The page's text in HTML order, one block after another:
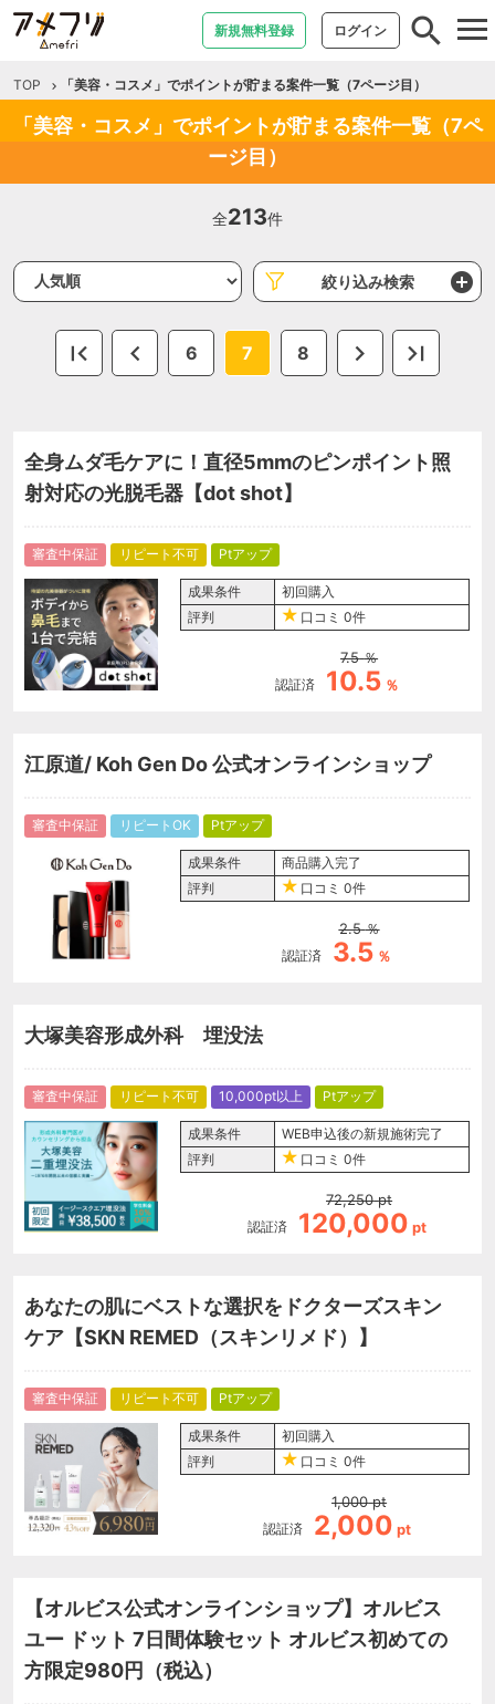
新規無料登録 ログイン
TOP 「美容・コスメ」でポイントが貯まる案件一覧（7ページ目）
「美容・コスメ」でポイントが貯まる案件一覧（7ペ
ージ目）
全213件
絞り込み検索
6 7 8
全身ムダ毛ケアに！直径5mmのピンポイント照
射対応の光脱毛器【dot shot】
審査中保証 リピート不可 Ptアップ
成果条件
初回購入
評判
口コミ 0件
認証済
7.5 ％
10.5 ％
江原道/ Koh Gen Do 公式オンラインショップ
審査中保証 リピートOK Ptアップ
成果条件
商品購入完了
評判
口コミ 0件
認証済
2.5 ％
3.5 ％
大塚美容形成外科 埋没法
審査中保証 リピート不可 10,000pt以上 Ptアップ
成果条件
WEB申込後の新規施術完了
評判
口コミ 0件
認証済
72,250 pt
120,000 pt
あなたの肌にベストな選択をドクターズスキン
ケア【SKN REMED（スキンリメド）】
審査中保証 リピート不可 Ptアップ
成果条件
初回購入
評判
口コミ 0件
認証済
1,000 pt
2,000 pt
【オルビス公式オンラインショップ】オルビス
ユー ドット 7日間体験セット オルビス初めての
方限定980円（税込）